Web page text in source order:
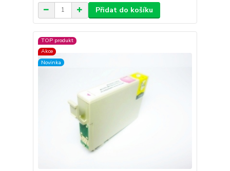
Přidat do košíku
TOP produkt
Akce
Novinka